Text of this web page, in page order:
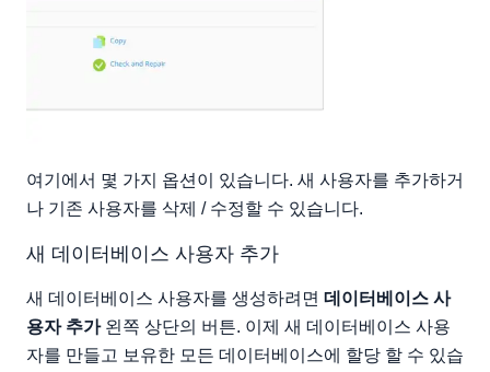
여기에서 몇 가지 옵션이 있습니다. 새 사용자를 추가하거
나 기존 사용자를 삭제 / 수정할 수 있습니다.
새 데이터베이스 사용자 추가
새 데이터베이스 사용자를 생성하려면 데이터베이스 사
용자 추가왼쪽 상단의 버튼. 이제 새 데이터베이스 사용
자를 만들고 보유한 모든 데이터베이스에 할당 할 수 있습